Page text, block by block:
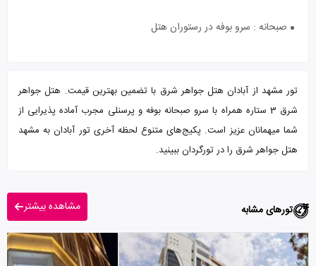
صبحانه : سرو بوفه در رستوران هتل
تور مشهد از آبادان هتل جواهر شرق با تضمین بهترین قیمت. هتل جواهر
شرق 3 ستاره همراه با سرو صبحانه بوفه و پرسنلی مجرب آماده پذیرایی از
شما میهمانان عزیز است. پکیج‌های متنوع لحظه آخری تور آبادان به مشهد
هتل جواهر شرق را در تورگردان ببینید.
تورهای مشابه مشاهده بیشتر